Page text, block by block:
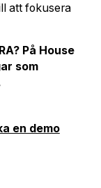
att fokusera
På House
som